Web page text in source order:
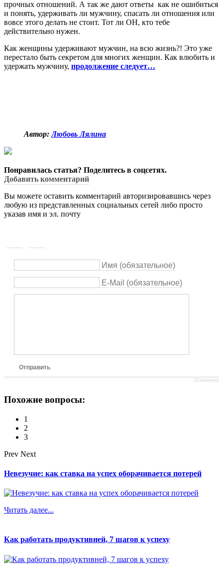
прочных отношений. А так же дают ответы как не ошибиться
и понять, удерживать ли мужчину, спасать ли отношения или
вовсе этого делать не стоит. Тот ли ОН, кто тебе
действительно нужен.
Как женщины удерживают мужчин, на всю жизнь?! Это уже
перестало быть секретом для многих женщин. Как влюбить и
удержать мужчину, продолжение следует…
Автор:Любовь Лялина
Понравилась статья? Поделитесь в соцсетях.
Добавить комментарий
Вы можете оставить комментарий авторизировавшись через
любую из представленных социальных сетей либо просто
указав имя и эл. почту
Имя (обязательное)
E-Mail (обязательное)
Отправить
JComments
Похожие вопросы:
1
2
3
Prev Next
Невезучие: как ставка на успех оборачивается потерей
Читать далее...
Как работать продуктивней, 7 шагов к успеху